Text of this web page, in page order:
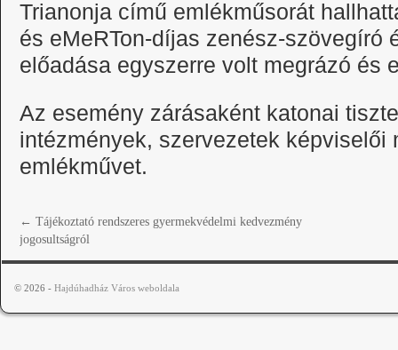
Trianonja című emlékműsorát
és eMeRTon-díjas zenész-szövegíró
előadása egyszerre volt megrázó és
Az esemény zárásaként katonai
intézmények, szervezetek képviselői
emlékművet.
← Tájékoztató rendszeres gyermekvédelmi kedvezmény
jogosultságról
© 2026 - Hajdúhadház Város weboldala